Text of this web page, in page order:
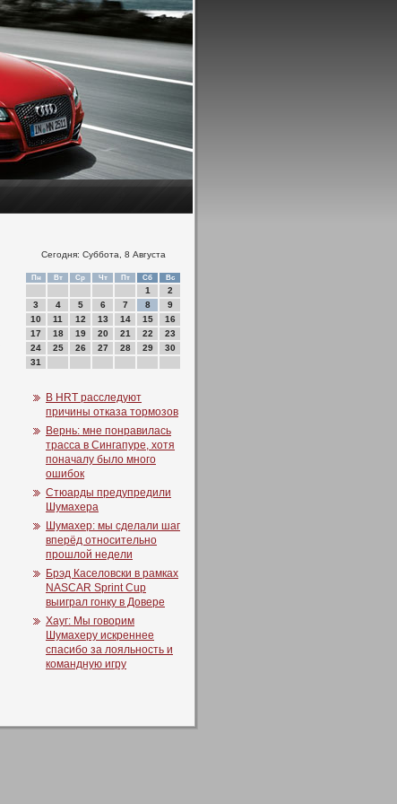
Сегодня: Суббота, 8 Августа
Пн Вт Ср Чт Пт Сб Вс
1
2
3
4 5 6 7 8
9
10
11 12 13 14 15
16
17
18 19 20 21 22
23
24
25 26 27 28 29
30
31
В HRT расследуют
причины отказа тормозов
Вернь: мне понравилась
трасса в Сингапуре, хотя
поначалу было много
ошибок
Стюарды предупредили
Шумахера
Шумахер: мы сделали шаг
вперёд относительно
прошлой недели
Брэд Каселовски в рамках
NASCAR Sprint Cup
выиграл гонку в Довере
Хауг: Мы говорим
Шумахеру искреннее
спасибо за лояльность и
командную игру